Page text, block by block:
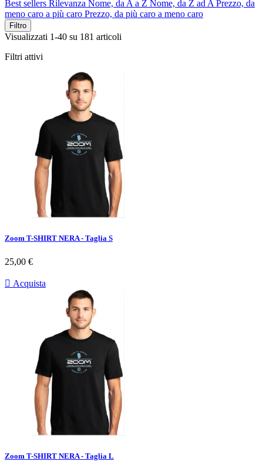
Best sellers Rilevanza Nome, da A a Z Nome, da Z ad A Prezzo, da
meno caro a più caro Prezzo, da più caro a meno caro
Filtro
Visualizzati 1-40 su 181 articoli
Filtri attivi
Zoom T-SHIRT NERA - Taglia S
Prezzo
25,00 €
 Acquista
Zoom T-SHIRT NERA - Taglia L